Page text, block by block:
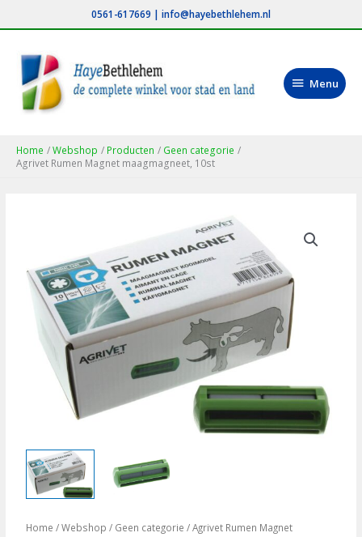
naar
inhoud
0561-617669 | info@hayebethlehem.nl
Menu
Menu
Home Webshop Producten
Geen categorie
Agrivet Rumen Magnet maagmagneet, 10st
Home /Webshop / Geen categorie / Agrivet Rumen Magnet